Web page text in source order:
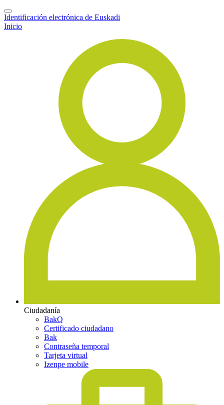
Identificación electrónica de Euskadi
Inicio
Ciudadanía
BakQ
Certificado ciudadano
Bak
Contraseña temporal
Tarjeta virtual
Izenpe mobile